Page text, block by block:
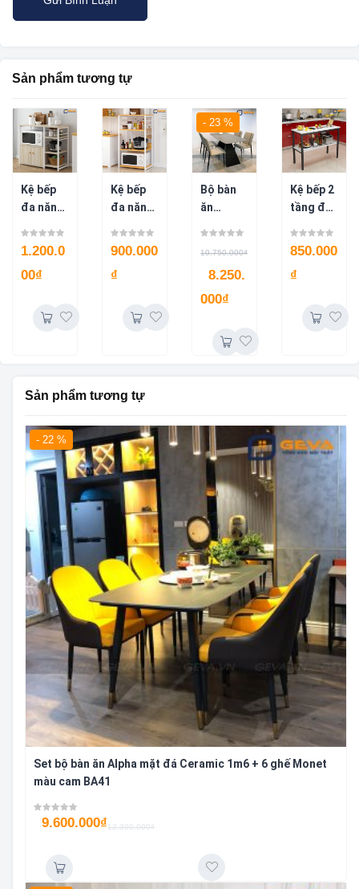
Sản phẩm tương tự
Kệ bếp
đa năng
1.200.0
00₫
Kệ bếp
đa năng
900.000
₫
- 23 %
Bộ bàn
ăn
1m4 + 4
ghế
10.750.000₫
8.250.
000₫
Kệ bếp 2
tầng đa
850.000
₫
Sản phẩm tương tự
- 22 %
Set bộ bàn ăn Alpha mặt đá Ceramic 1m6 + 6 ghế Monet
màu cam BA41
12.300.000₫
9.600.000₫